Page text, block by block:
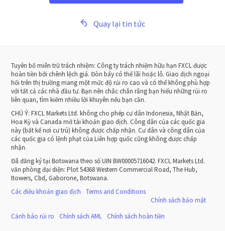
Quay lại tin tức
Tuyên bố miễn trừ trách nhiệm: Công ty trách nhiệm hữu hạn FXCL được
hoàn tiền bởi chênh lệch giá. Đòn bẩy có thể lãi hoặc lỗ. Giao dịch ngoại
hối trên thị trường mang một mức độ rủi ro cao và có thể không phù hợp
với tất cả các nhà đầu tư. Bạn nên chắc chắn rằng bạn hiểu những rủi ro
liên quan, tìm kiếm nhiều lời khuyên nếu bạn cần.
CHÚ Ý: FXCL Markets Ltd. không cho phép cư dân Indonesia, Nhật Bản,
Hoa Kỳ và Canada mở tài khoản giao dịch. Công dân của các quốc gia
này (bất kể nơi cư trú) không được chấp nhận. Cư dân và công dân của
các quốc gia có lệnh phạt của Liên hợp quốc cũng không được chấp
nhận.
Đã đăng ký tại Botswana theo số UIN BW00005716042. FXCL Markets Ltd.
văn phòng đại diện: Plot 54368 Western Commercial Road, The Hub,
Itowers, Cbd, Gaborone, Botswana.
Các điều khoản giao dịch
Terms and Conditions
Chính sách bảo mật
Cảnh báo rủi ro
Chính sách AML Chính sách hoàn tiền